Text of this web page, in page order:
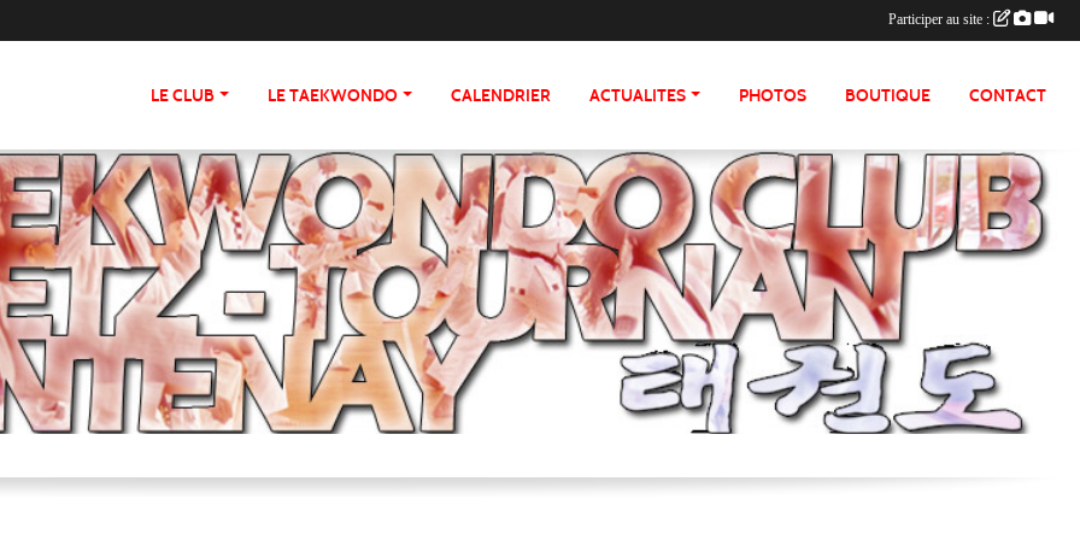
LE CLUB LE TAEKWONDO CALENDRIER ACTUALITES PHOTOS BOUTIQUE CONTACT
Participer au site :